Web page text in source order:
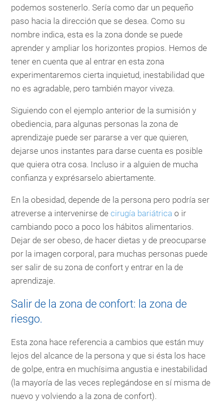
podemos sostenerlo. Sería como dar un pequeño
paso hacia la dirección que se desea. Como su
nombre indica, esta es la zona donde se puede
aprender y ampliar los horizontes propios. Hemos de
tener en cuenta que al entrar en esta zona
experimentaremos cierta inquietud, inestabilidad que
no es agradable, pero también mayor viveza.
Siguiendo con el ejemplo anterior de la sumisión y
obediencia, para algunas personas la zona de
aprendizaje puede ser pararse a ver que quieren,
dejarse unos instantes para darse cuenta es posible
que quiera otra cosa. Incluso ir a alguien de mucha
confianza y exprésarselo abiertamente.
En la obesidad, depende de la persona pero podría ser
atreverse a intervenirse de cirugía bariátrica o ir
cambiando poco a poco los hábitos alimentarios.
Dejar de ser obeso, de hacer dietas y de preocuparse
por la imagen corporal, para muchas personas puede
ser salir de su zona de confort y entrar en la de
aprendizaje.
Salir de la zona de confort: la zona de
riesgo.
Esta zona hace referencia a cambios que están muy
lejos del alcance de la persona y que si ésta los hace
de golpe, entra en muchísima angustia e inestabilidad
(la mayoría de las veces replegándose en sí misma de
nuevo y volviendo a la zona de confort).